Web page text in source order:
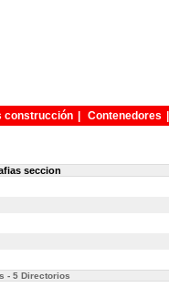
construcción Contenedores
seccion
- 5 Directorios